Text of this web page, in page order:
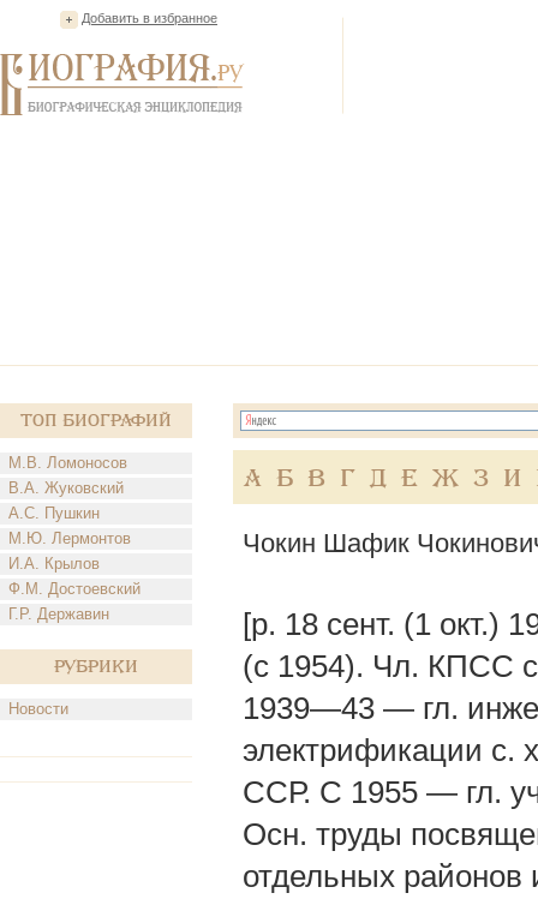
Добавить в избранное
Топ Биографий
М.В. Ломоносов
В.А. Жуковский
А.С. Пушкин
М.Ю. Лермонтов
И.А. Крылов
Ф.М. Достоевский
Г.Р. Державин
Рубрики
Новости
А Б В Г Д Е Ж З И
Чокин Шафик
[р. 18 сент. (1 окт.)
(с 1954). Чл. КПСС
1939—43 — гл.
электрификации с.
ССР. С 1955 — гл.
Осн. труды
отдельных районов